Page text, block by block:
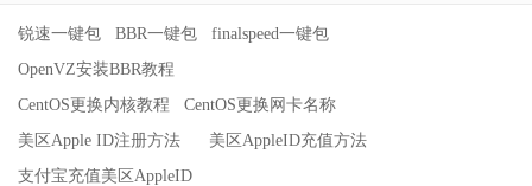
锐速一键包 BBR一键包
finalspeed一键包
OpenVZ安装BBR教程
CentOS更换内核教程
CentOS更换网卡名称
美区Apple ID注册方法
美区AppleID充值方法
支付宝充值美区AppleID